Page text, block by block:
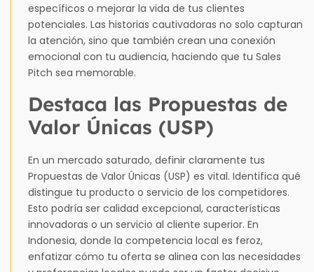
específicos o mejorar la vida de tus clientes
potenciales. Las historias cautivadoras no solo capturan
la atención, sino que también crean una conexión
emocional con tu audiencia, haciendo que tu Sales
Pitch sea memorable.
Destaca las Propuestas de
Valor Únicas (USP)
En un mercado saturado, definir claramente tus
Propuestas de Valor Únicas (USP) es vital. Identifica qué
distingue tu producto o servicio de los competidores.
Esto podría ser calidad excepcional, características
innovadoras o un servicio al cliente superior. En
Indonesia, donde la competencia local es feroz,
enfatizar cómo tu oferta se alinea con las necesidades